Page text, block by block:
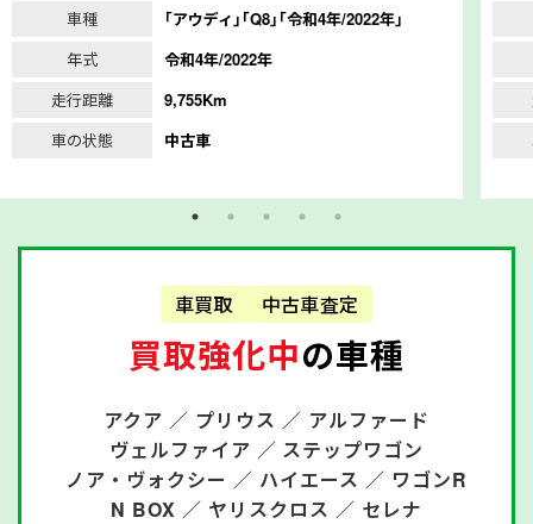
車種
｢アウディ｣｢Q8｣｢令和4年/2022年｣
年式
令和4年/2022年
走行距離
9,755Km
車の状態
中古車
車買取 中古車査定
買取強化中の車種
アクア ／ プリウス ／ アルファード
ヴェルファイア ／ ステップワゴン
ノア・ヴォクシー ／ ハイエース ／ ワゴンR
N BOX ／ ヤリスクロス ／ セレナ